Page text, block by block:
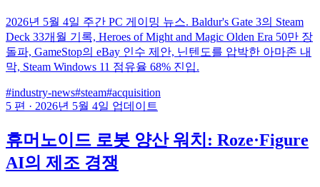
2026년 5월 4일 주간 PC 게이밍 뉴스. Baldur's Gate 3의 Steam
Deck 33개월 기록, Heroes of Might and Magic Olden Era 50만 장
돌파, GameStop의 eBay 인수 제안, 닌텐도를 압박한 아마존 내
막, Steam Windows 11 점유율 68% 진입.
#industry-news#steam#acquisition
5 편 · 2026년 5월 4일 업데이트
휴머노이드 로봇 양산 워치: Roze·Figure
AI의 제조 경쟁